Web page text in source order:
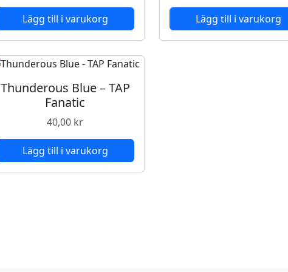
Lägg till i varukorg Lägg till i varukorg
Thunderous Blue – TAP
Fanatic
40,00 kr
Lägg till i varukorg